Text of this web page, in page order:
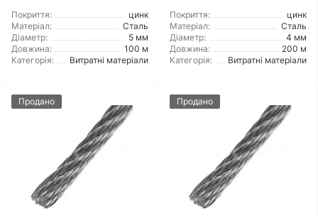
Покриття:
цинк
Матеріал:
Сталь
Діаметр:
5 мм
Довжина:
100 м
Категорія:
Витратні матеріали
Покриття:
цинк
Матеріал:
Сталь
Діаметр:
4 мм
Довжина:
200 м
Категорія:
Витратні матеріали
Продано Продано